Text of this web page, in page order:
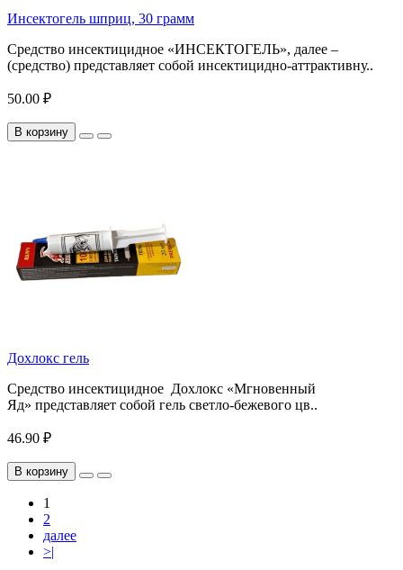
Инсектогель шприц, 30 грамм
Средство инсектицидное «ИНСЕКТОГЕЛЬ», далее –
(средство) представляет собой инсектицидно-аттрактивну..
50.00 ₽
В корзину
Дохлокс гель
Средство инсектицидное Дохлокс «Мгновенный
Яд» представляет собой гель светло-бежевого цв..
46.90 ₽
В корзину
1
2
далее
>|